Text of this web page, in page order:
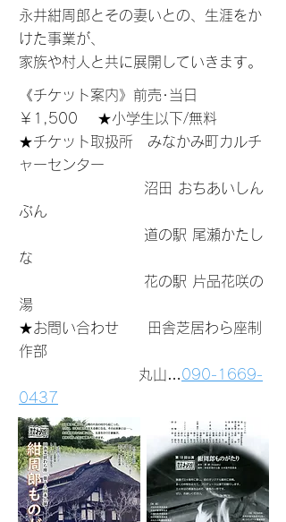
永井紺周郎とその妻いとの、生涯をか
けた事業が、
家族や村人と共に展開していきます。
《チケット案内》前売･当日
￥1,500 ★小学生以下/無料
★チケット取扱所 みなかみ町カルチ
ャーセンター
沼田 おちあいしん
ぶん
道の駅 尾瀬かたし
な
花の駅 片品花咲の
湯
★お問い合わせ 田舎芝居わら座制
作部
丸山… 090-1669-
0437